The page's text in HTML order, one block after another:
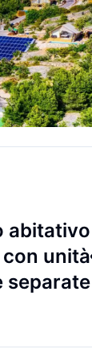
abitativo
unità
separate